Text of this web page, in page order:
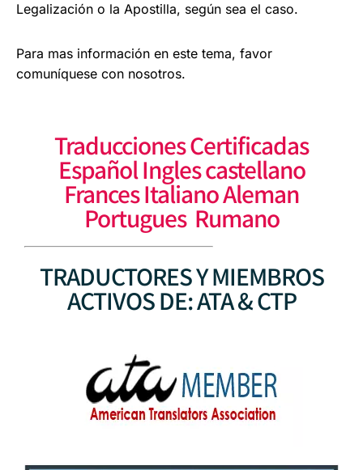
Legalización o la Apostilla, según sea el caso.
Para mas información en este tema, favor
comuníquese con nosotros.
Traducciones Certificadas
Español Ingles castellano
Frances Italiano Aleman
Portugues Rumano
TRADUCTORES Y MIEMBROS
ACTIVOS DE: ATA & CTP